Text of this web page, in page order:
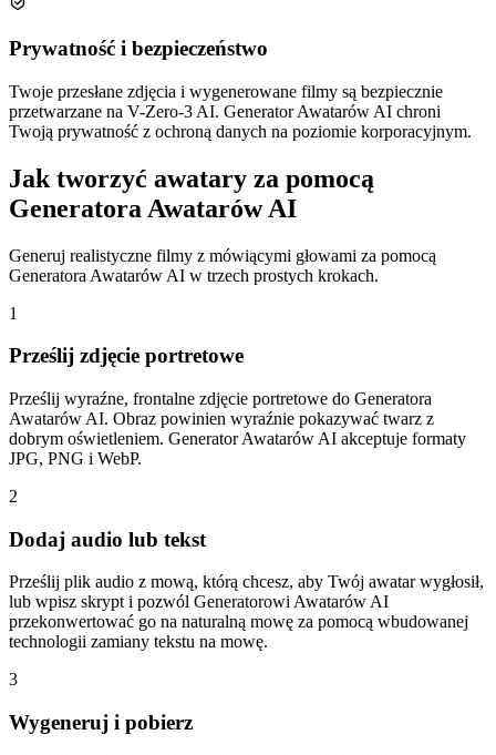
Prywatność i bezpieczeństwo
Twoje przesłane zdjęcia i wygenerowane filmy są bezpiecznie
przetwarzane na V-Zero-3 AI. Generator Awatarów AI chroni
Twoją prywatność z ochroną danych na poziomie korporacyjnym.
Jak tworzyć awatary za pomocą
Generatora Awatarów AI
Generuj realistyczne filmy z mówiącymi głowami za pomocą
Generatora Awatarów AI w trzech prostych krokach.
1
Prześlij zdjęcie portretowe
Prześlij wyraźne, frontalne zdjęcie portretowe do Generatora
Awatarów AI. Obraz powinien wyraźnie pokazywać twarz z
dobrym oświetleniem. Generator Awatarów AI akceptuje formaty
JPG, PNG i WebP.
2
Dodaj audio lub tekst
Prześlij plik audio z mową, którą chcesz, aby Twój awatar wygłosił,
lub wpisz skrypt i pozwól Generatorowi Awatarów AI
przekonwertować go na naturalną mowę za pomocą wbudowanej
technologii zamiany tekstu na mowę.
3
Wygeneruj i pobierz